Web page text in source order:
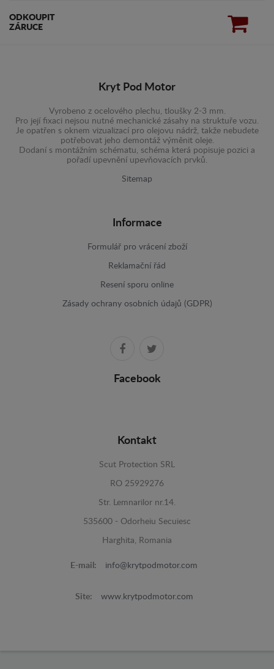
ODKOUPIT
ZÁRUCE
Kryt Pod Motor
Vyrobeno z ocelového plechu, tloušky 2-3 mm.
Pro její fixaci nejsou nutné mechanické zásahy na struktuře vozu.
Je opatřen s oknem vizualizací pro olejovu nádrž, takže nebudete
potřebovat jeho demontáž výměnit oleje.
Dodaní s montážním schématu, schéma která popisuje pozici a
pořadí upevnění upevňovacích prvků.
Sitemap
Informace
Formulář pro vrácení zboží
Reklamační řád
Resení sporu online
Zásady ochrany osobních údajů (GDPR)
Facebook
Kontakt
Scut Protection SRL
RO 25929276
Str. Lemnarilor nr.14.
535600 - Odorheiu Secuiesc
Harghita, Romania
E-mail: info@krytpodmotor.com
Site: www.krytpodmotor.com